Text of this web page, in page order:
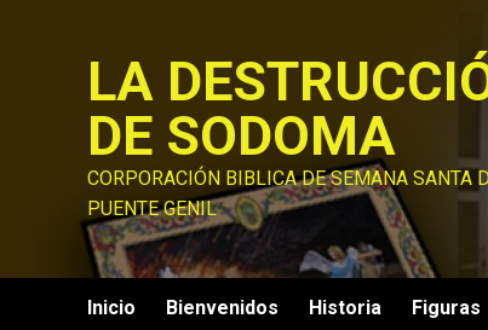
LA
DE SODOMA
CORPORACIÓN BIBLICA DE SEMANA SANTA
PUENTE GENIL
Inicio Bienvenidos Historia Figuras